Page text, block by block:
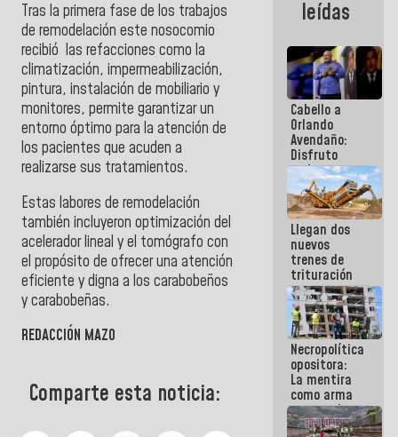
Tras la primera fase de los trabajos
de remodelación este nosocomio
recibió las refacciones como la
climatización, impermeabilización,
pintura, instalación de mobiliario y
monitores, permite garantizar un
entorno óptimo para la atención de
los pacientes que acuden a
realizarse sus tratamientos.
Estas labores de remodelación
también incluyeron optimización del
acelerador lineal y el tomógrafo con
el propósito de ofrecer una atención
eficiente y digna a los carabobeños
y carabobeñas.
REDACCIÓN MAZO
Comparte esta noticia:
leídas
Cabello a
Orlando
Avendaño:
Disfruto
cada vez
que escribes
porque lo
que haces
es
embarrarla
Llegan dos
nuevos
trenes de
trituración
para
optimizar
manejo de
escombros
en La Guaira
Necropolítica
opositora:
La mentira
como arma
contra el
Pueblo